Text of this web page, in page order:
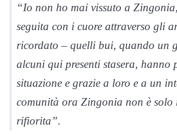
“Io non ho mai vissuto a
seguita con i cuore attraverso gli
ricordato – quelli bui, quando un
alcuni qui presenti stasera, hanno
situazione e grazie a loro e a un
comunità ora Zingonia non è solo
rifiorita”.